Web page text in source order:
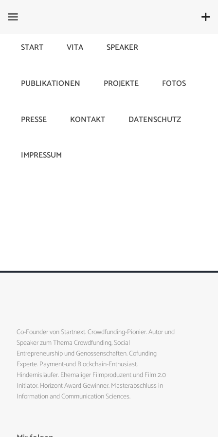
START VITA SPEAKER
PUBLIKATIONEN PROJEKTE FOTOS
PRESSE KONTAKT DATENSCHUTZ
IMPRESSUM
Mundpropaganda
Co-Founder von Startnext. Crowdfunding-Pionier. Autor und
Speaker zum Thema Crowdfunding, Social
Entrepreneurship und Genossenschaften. Cofunding
Experte. Payment-und Blockchain-Enthusiast.
Hindernisläufer. Ehemaliger Filmproduzent und Film 2.0
Initiator. Horizont Award Gewinner. Masterabschluss in
Information and Communication Sciences.